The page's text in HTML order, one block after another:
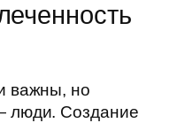
важны, но
люди. Создание